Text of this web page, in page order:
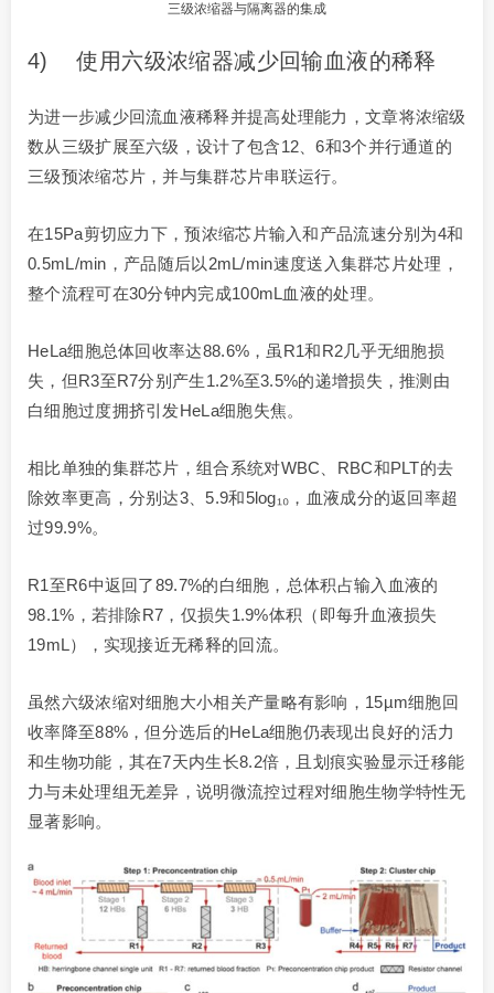
三级浓缩器与隔离器的集成
4) 使用六级浓缩器减少回输血液的稀释
为进一步减少回流血液稀释并提高处理能力，文章将浓缩级
数从三级扩展至六级，设计了包含12、6和3个并行通道的
三级预浓缩芯片，并与集群芯片串联运行。
在15Pa剪切应力下，预浓缩芯片输入和产品流速分别为4和
0.5mL/min，产品随后以2mL/min速度送入集群芯片处理，
整个流程可在30分钟内完成100mL血液的处理。
HeLa细胞总体回收率达88.6%，虽R1和R2几乎无细胞损
失，但R3至R7分别产生1.2%至3.5%的递增损失，推测由
白细胞过度拥挤引发HeLa细胞失焦。
相比单独的集群芯片，组合系统对WBC、RBC和PLT的去
除效率更高，分别达3、5.9和5log₁₀，血液成分的返回率超
过99.9%。
R1至R6中返回了89.7%的白细胞，总体积占输入血液的
98.1%，若排除R7，仅损失1.9%体积（即每升血液损失
19mL），实现接近无稀释的回流。
虽然六级浓缩对细胞大小相关产量略有影响，15µm细胞回
收率降至88%，但分选后的HeLa细胞仍表现出良好的活力
和生物功能，其在7天内生长8.2倍，且划痕实验显示迁移能
力与未处理组无差异，说明微流控过程对细胞生物学特性无
显著影响。